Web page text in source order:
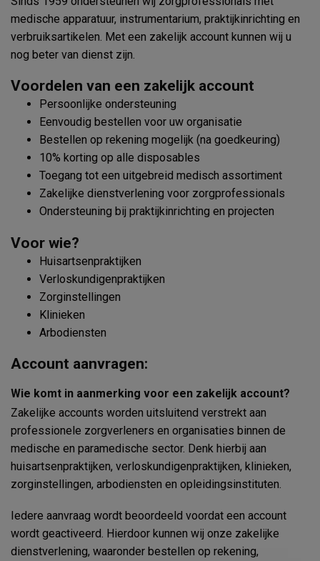
medische apparatuur, instrumentarium, praktijkinrichting en
verbruiksartikelen. Met een zakelijk account kunnen wij u
nog beter van dienst zijn.
Voordelen van een zakelijk account
Persoonlijke ondersteuning
Eenvoudig bestellen voor uw organisatie
Bestellen op rekening mogelijk (na goedkeuring)
10% korting op alle disposables
Toegang tot een uitgebreid medisch assortiment
Zakelijke dienstverlening voor zorgprofessionals
Ondersteuning bij praktijkinrichting en projecten
Voor wie?
Huisartsenpraktijken
Verloskundigenpraktijken
Zorginstellingen
Klinieken
Arbodiensten
Account aanvragen:
Wie komt in aanmerking voor een zakelijk account?
Zakelijke accounts worden uitsluitend verstrekt aan
professionele zorgverleners en organisaties binnen de
medische en paramedische sector. Denk hierbij aan
huisartsenpraktijken, verloskundigenpraktijken, klinieken,
zorginstellingen, arbodiensten en opleidingsinstituten.
Iedere aanvraag wordt beoordeeld voordat een account
wordt geactiveerd. Hierdoor kunnen wij onze zakelijke
dienstverlening, waaronder bestellen op rekening,